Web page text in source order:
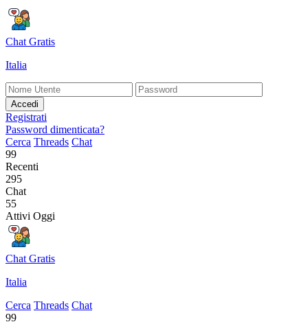
Chat Gratis
Italia
Accedi
Registrati
Password dimenticata?
Cerca Threads Chat
99
Recenti
295
Chat
55
Attivi Oggi
Chat Gratis
Italia
Cerca Threads Chat
99